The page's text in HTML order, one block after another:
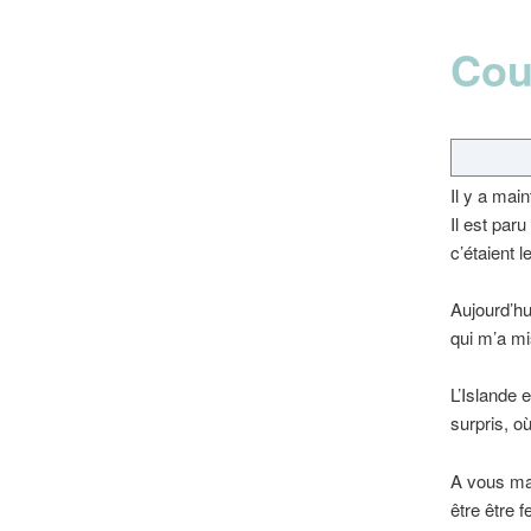
Il y a
Il est
c’étaient
qui m’a
surpris,
A vous
être être